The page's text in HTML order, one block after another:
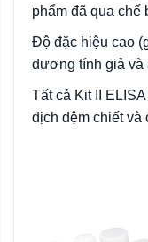
phẩm đã qua chế
Độ đặc hiệu cao
dương tính giả và
Tất cả Kit II
dịch đệm chiết và